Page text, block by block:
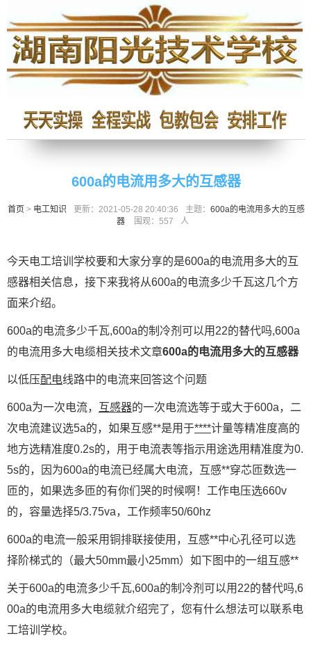
600a的电流用多大的互感器
首页 > 电工知识 更新：2021-05-28 20:40:36 主题：600a的电流用多大的互感
器
围观：557 人
今天电工培训学校要和大家分享的是600a的电流用多大的互
感器相关信息，接下来我将从600a的电流多少千瓦这几个方
面来介绍。
600a的电流多少千瓦,600a的制冷剂可以用22的替代吗,600a
的电流用多大电缆相关技术文章600a的电流用多大的互感器
以低压配电线路中的电流来回答这个问题
600a为一次电流， 互感器的一次电流选等于或大于600a，二
次电流建议选5a的，如果互感**是用于****计量等精准度高的
地方选精准度0.2s的，用于电流表等指示用途选用精准度为0.
5s的，因为600a的电流已经属大电流，互感**穿芯匝数选一
匝的，如果选多匝的有你们哭的时候啊！工作电压选660v
的，容量选择5/3.75va，工作频率50/60hz
600a的电流一般采用铜排联接使用，互感**中心孔径可以选
择阶梯式的（最大50mm最小25mm）如下图中的一组互感**
关于600a的电流多少千瓦,600a的制冷剂可以用22的替代吗,6
00a的电流用多大电缆就介绍完了，您有什么想法可以联系电
工培训学校。